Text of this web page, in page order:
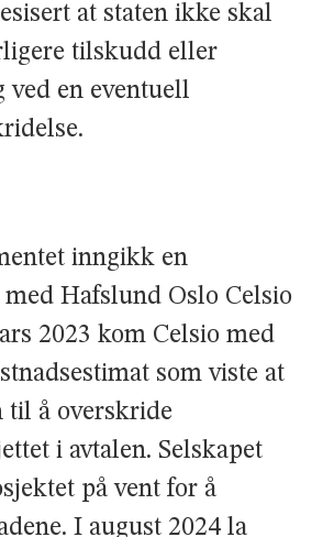
at staten ikke skal
tilskudd eller
ved en eventuell
inngikk en
Hafslund Oslo Celsio
2023 kom Celsio med
som viste at
til å overskride
i avtalen. Selskapet
på vent for å
I august 2024 la